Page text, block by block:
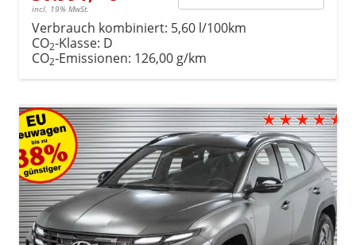
incl. 19% MwSt.
Verbrauch kombiniert: 5,60 l/100km
CO2-Klasse: D
CO2-Emissionen: 126,00 g/km